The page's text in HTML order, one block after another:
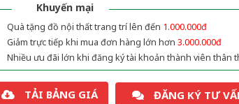
Khuyến mại
Quà tặng đồ nội thất trang trí lên đến 1.000.000đ
Giảm trực tiếp khi mua đơn hàng lớn hơn 3.000.000đ
Nhiều ưu đãi lớn khi đăng ký tài khoản thành viên thân
TẢI BẢNG GIÁ ĐĂNG KÝ TƯ